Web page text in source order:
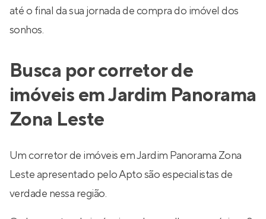
até o final da sua jornada de compra do imóvel dos
sonhos.
Busca por corretor de
imóveis em Jardim Panorama
Zona Leste
Um corretor de imóveis em Jardim Panorama Zona
Leste apresentado pelo Apto são especialistas de
verdade nessa região.